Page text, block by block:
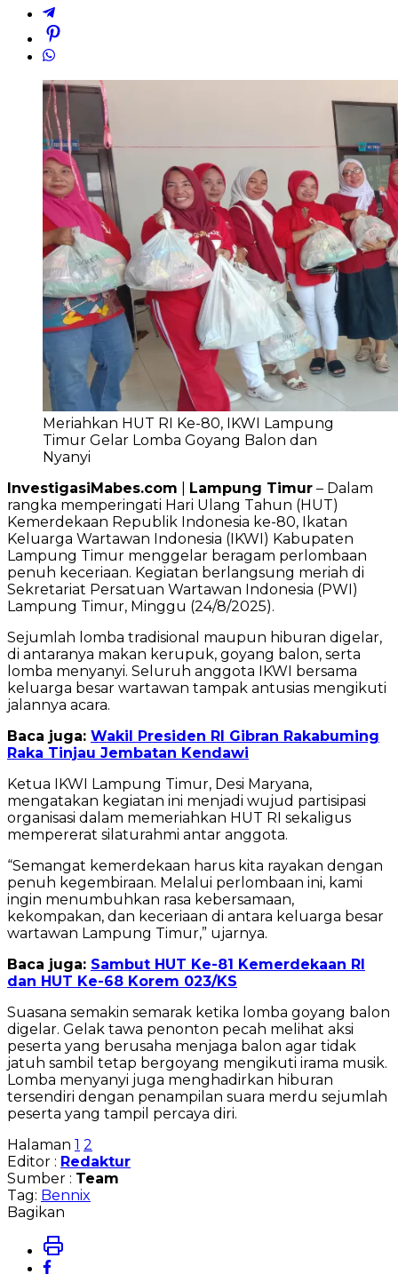
Meriahkan HUT RI Ke-80, IKWI Lampung
Timur Gelar Lomba Goyang Balon dan
Nyanyi
InvestigasiMabes.com
Lampung Timur – Dalam
rangka memperingati Hari Ulang Tahun (HUT)
Kemerdekaan Republik Indonesia ke-80, Ikatan
Keluarga Wartawan Indonesia (IKWI) Kabupaten
Lampung Timur menggelar beragam perlombaan
penuh keceriaan. Kegiatan berlangsung meriah di
Sekretariat Persatuan Wartawan Indonesia (PWI)
Lampung Timur, Minggu (24/8/2025).
Sejumlah lomba tradisional maupun hiburan digelar,
di antaranya makan kerupuk, goyang balon, serta
lomba menyanyi. Seluruh anggota IKWI bersama
keluarga besar wartawan tampak antusias mengikuti
jalannya acara.
Baca juga: Wakil Presiden RI Gibran Rakabuming
Raka Tinjau Jembatan Kendawi
Ketua IKWI Lampung Timur, Desi Maryana,
mengatakan kegiatan ini menjadi wujud partisipasi
organisasi dalam memeriahkan HUT RI sekaligus
mempererat silaturahmi antar anggota.
“Semangat kemerdekaan harus kita rayakan dengan
penuh kegembiraan. Melalui perlombaan ini, kami
ingin menumbuhkan rasa kebersamaan,
kekompakan, dan keceriaan di antara keluarga besar
wartawan Lampung Timur,” ujarnya.
Baca juga: Sambut HUT Ke-81 Kemerdekaan RI
dan HUT Ke-68 Korem 023/KS
Suasana semakin semarak ketika lomba goyang balon
digelar. Gelak tawa penonton pecah melihat aksi
peserta yang berusaha menjaga balon agar tidak
jatuh sambil tetap bergoyang mengikuti irama musik.
Lomba menyanyi juga menghadirkan hiburan
tersendiri dengan penampilan suara merdu sejumlah
peserta yang tampil percaya diri.
Halaman 1 2
Editor : Redaktur
Sumber : Team
Tag: Bennix
Bagikan